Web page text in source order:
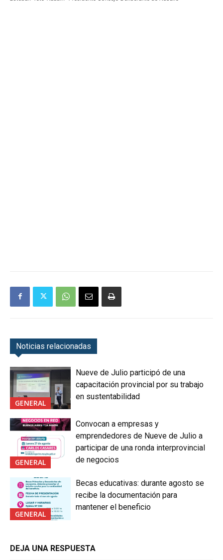
Noticias relacionadas
GENERAL
Nueve de Julio participó de una
capacitación provincial por su trabajo
en sustentabilidad
GENERAL
Convocan a empresas y
emprendedores de Nueve de Julio a
participar de una ronda interprovincial
de negocios
GENERAL
Becas educativas: durante agosto se
recibe la documentación para
mantener el beneficio
DEJA UNA RESPUESTA